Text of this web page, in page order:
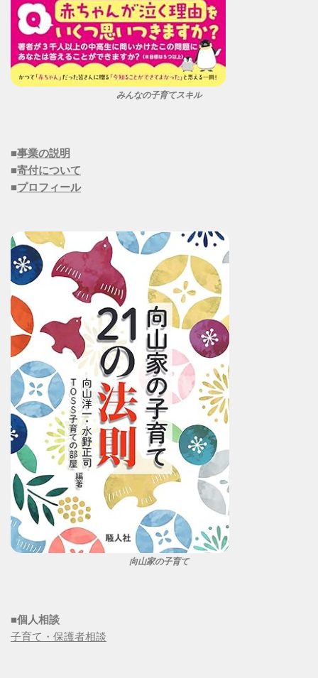
みんなの子育てスキル
■事業の説明
■寄付について
■プロフィール
向山家の子育て
■個人相談
子育て・保護者相談